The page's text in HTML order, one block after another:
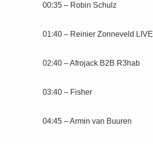
00:35 – Robin Schulz
01:40 – Reinier Zonneveld LIVE
02:40 – Afrojack B2B R3hab
03:40 – Fisher
04:45 – Armin van Buuren